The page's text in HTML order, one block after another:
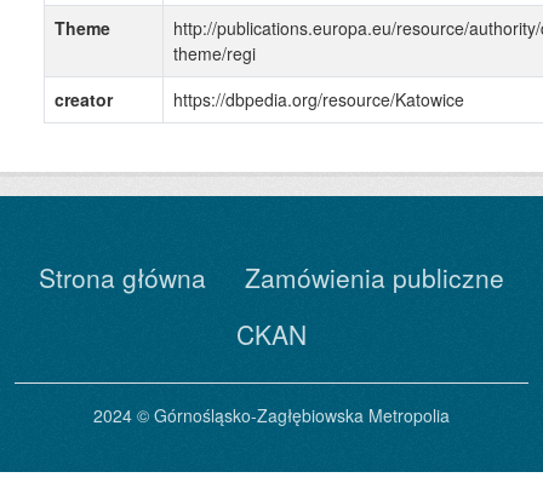
Theme
http://publications.europa.eu/resource/
theme/regi
creator
https://dbpedia.org/resource/Katowice
Strona główna
Zamówienia publiczne
CKAN
2024 © Górnośląsko-Zagłębiowska Metropolia